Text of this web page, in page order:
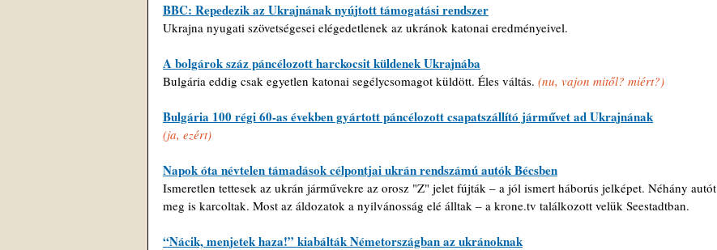
BBC: Repedezik az Ukrajnának nyújtott támogatási rendszer
Ukrajna nyugati szövetségesei elégedetlenek az ukránok katonai eredményeivel.
A bolgárok száz páncélozott harckocsit küldenek Ukrajnába
Bulgária eddig csak egyetlen katonai segélycsomagot küldött. Éles váltás. (nu, vajon mitől? miért?)
Bulgária 100 régi 60-as években gyártott páncélozott csapatszállító járművet ad Ukrajnának
(ja, ezért)
Napok óta névtelen támadások célpontjai ukrán rendszámú autók Bécsben
Ismeretlen tettesek az ukrán járművekre az orosz "Z" jelet fújták – a jól ismert háborús jelképet. Néhány autót
meg is karcoltak. Most az áldozatok a nyilvánosság elé álltak – a krone.tv találkozott velük Seestadtban.
“Nácik, menjetek haza!” kiabálták Németországban az ukránoknak